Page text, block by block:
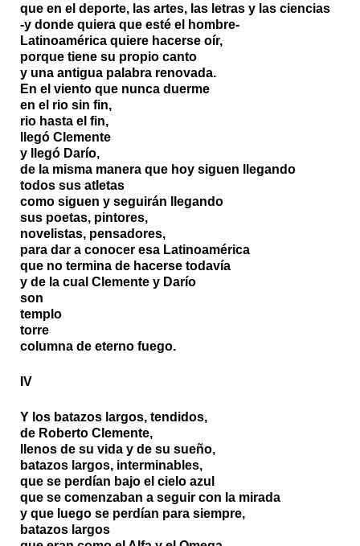
que en el deporte, las artes, las letras y las ciencias
-y donde quiera que esté el hombre-
Latinoamérica quiere hacerse oír,
porque tiene su propio canto
y una antigua palabra renovada.
En el viento que nunca duerme
en el rio sin fin,
rio hasta el fin,
llegó Clemente
y llegó Darío,
de la misma manera que hoy siguen llegando
todos sus atletas
como siguen y seguirán llegando
sus poetas, pintores,
novelistas, pensadores,
para dar a conocer esa Latinoamérica
que no termina de hacerse todavía
y de la cual Clemente y Darío
son
templo
torre
columna de eterno fuego.
IV
Y los batazos largos, tendidos,
de Roberto Clemente,
llenos de su vida y de su sueño,
batazos largos, interminables,
que se perdían bajo el cielo azul
que se comenzaban a seguir con la mirada
y que luego se perdían para siempre,
batazos largos